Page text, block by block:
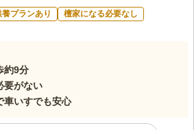
プランあり
檀家になる必要なし
約9分
要がない
車いすでも安心